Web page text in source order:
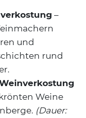
–
und
rund
Weine
(Dauer: